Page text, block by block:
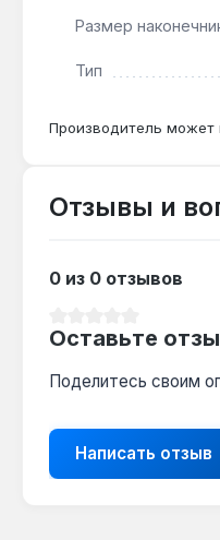
Размер
Тип
Производитель может
Отзывы и
0 из 0 отзывов
Оставьте
Поделитесь своим
Написать отзыв